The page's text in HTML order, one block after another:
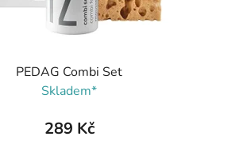
PEDAG Combi Set
Skladem*
289 Kč